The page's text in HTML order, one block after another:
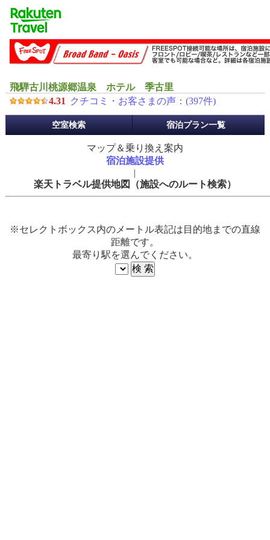
飛騨古川桃源郷温泉 ホテル 季古里
4.31
クチコミ・お客さまの声：(397件)
約
空室検索 宿泊プラン一覧
マップ＆乗り換え案内
宿泊施設提供
|
楽天トラベル提供地図（施設へのルート検索）
※セレクトボックス内のメートル表記は目的地までの直線
距離です。
最寄り駅を選んでください。